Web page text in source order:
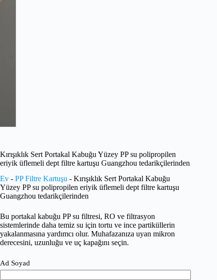
Kırışıklık Sert Portakal Kabuğu Yüzey PP su polipropilen
eriyik üflemeli dept filtre kartuşu Guangzhou tedarikçilerinden
Ev - PP Filtre Kartuşu - Kırışıklık Sert Portakal Kabuğu
Yüzey PP su polipropilen eriyik üflemeli dept filtre kartuşu
Guangzhou tedarikçilerinden
Bu portakal kabuğu PP su filtresi, RO ve filtrasyon
sistemlerinde daha temiz su için tortu ve ince partiküllerin
yakalanmasına yardımcı olur. Muhafazanıza uyan mikron
derecesini, uzunluğu ve uç kapağını seçin.
Ad Soyad